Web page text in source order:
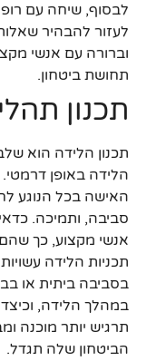
לבסוף, שיחה עם
לעזור להבהיר
וברורה עם אנשי
תחושת ביטחון.
תכנון
תכנון הלידה הוא
הלידה באופן
האישה בכל הנוגע
סביבה, ותמיכה.
אנשי מקצוע, כך שהם
תכניות הלידה
בסביבה ביתית או
במהלך הלידה,
תרגיש יותר מוכנה
הביטחון שלה תגדל.